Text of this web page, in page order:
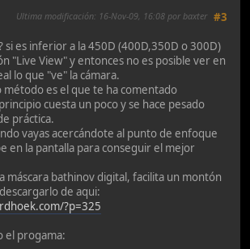
#3
Ultima modificación: 16-Nov-09, 16:08 por baxter
si es inferior a la 450D (400D,350D o 300D)
"Live View" y entonces no es posible ver en
lo que "ve" la cámara.
método es el que te ha comentado
cuesta un poco y se hace pesado
práctica.
vayas acercándote al punto de enfoque
en la pantalla para conseguir el mejor
máscara bathinov digital, facilita un montón
de aqui:
?p=325
el progama: